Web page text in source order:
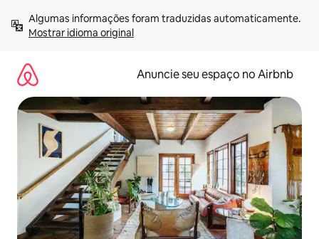
para
Mostrar idioma original
Anuncie seu espaço no Airbnb